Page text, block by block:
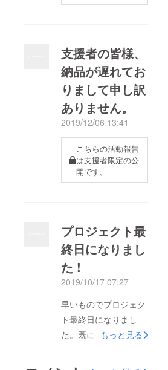
支援者の皆様、
納品が遅れてお
りまして申し訳
ありません。
2019/12/06 13:41
こちらの活動報告
は支援者限定の公
開です。
プロジェクト最
終日になりまし
た !
2019/10/17 07:27
早いものでプロジェク
ト最終日になりまし
た。既にご支援頂いて
感謝申し上げます。現
もっと見る